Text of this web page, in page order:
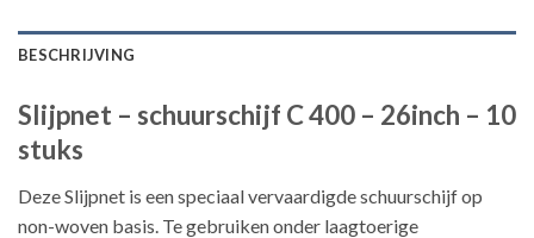
BESCHRIJVING
Slijpnet – schuurschijf C 400 – 26inch – 10
stuks
Deze Slijpnet is een speciaal vervaardigde schuurschijf op
non-woven basis. Te gebruiken onder laagtoerige